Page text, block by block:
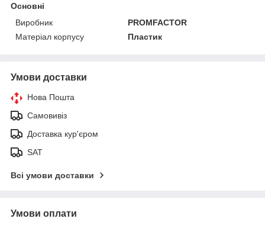
Основні
Виробник
PROMFACTOR
Матеріал корпусу
Пластик
Умови доставки
Нова Пошта
Самовивіз
Доставка кур'єром
SAT
Всі умови доставки
Умови оплати